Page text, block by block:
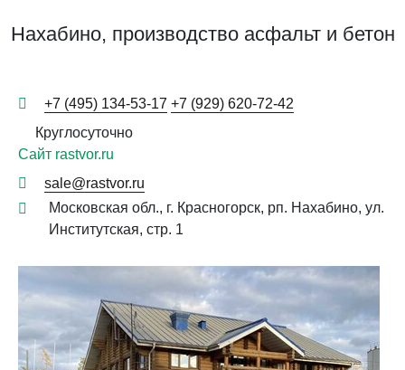
Нахабино, производство асфальт и бетон
+7 (495) 134-53-17 +7 (929) 620-72-42
Круглосуточно
Сайт rastvor.ru
sale@rastvor.ru
Московская обл., г. Красногорск, рп. Нахабино, ул.
Институтская, стр. 1